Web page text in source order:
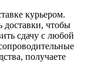
курьером.
доставки, чтобы
сдачу с любой
получаете